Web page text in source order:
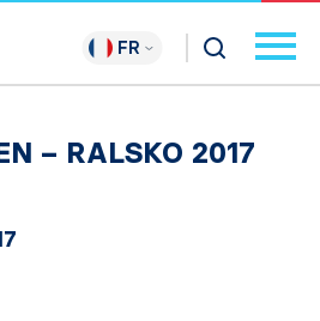
FR
– RALSKO 2017